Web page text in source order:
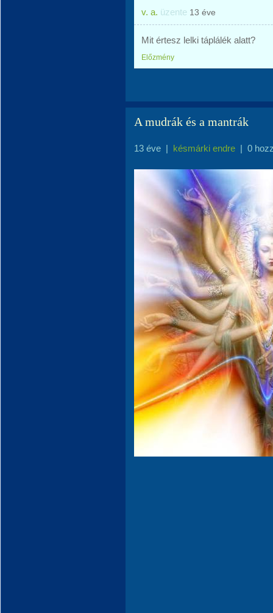
v. a. üzente 13 éve
Mit értesz lelki táplálék alatt?
Előzmény
A mudrák és a mantrák
13 éve | késmárki endre | 0